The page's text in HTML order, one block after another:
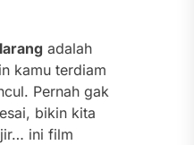
adalah
kamu terdiam
Pernah gak
bikin kita
ini film